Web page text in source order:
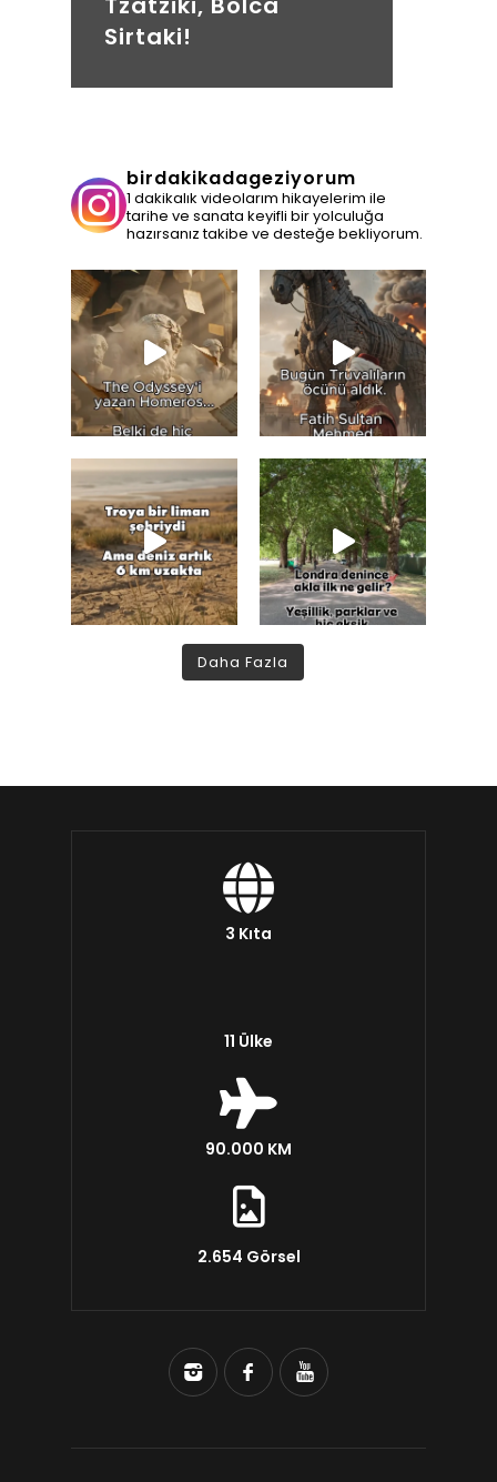
Sirtaki!
birdakikadageziyorum
1 dakikalık videolarım hikayelerim ile
tarihe ve sanata keyifli bir yolculuğa
hazırsanız takibe ve desteğe bekliyorum.
Daha Fazla
3 Kıta
11 Ülke
90.000 KM
2.654 Görsel